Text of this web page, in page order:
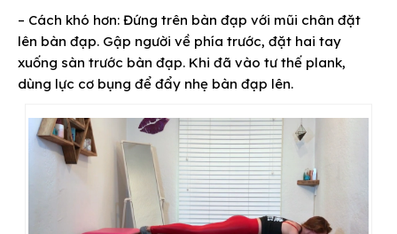
– Cách khó hơn: Đứng trên bàn đạp với mũi chân đặt
lên bàn đạp. Gập người về phía trước, đặt hai tay
xuống sàn trước bàn đạp. Khi đã vào tư thế plank,
dùng lực cơ bụng để đẩy nhẹ bàn đạp lên.